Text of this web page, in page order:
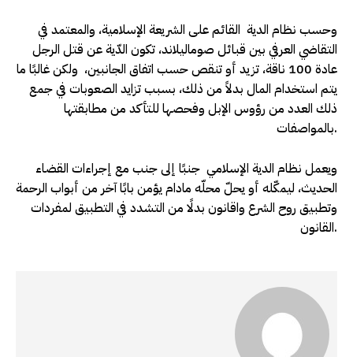
وحسب نظام الدية القائم على الشريعة الإسلامية، والمعتمد في
التقاضي العرفي بين قبائل صوماليلاند، تكون الدّية عن قتل الرجل
عادة 100 ناقة، تزيد أو تنقص حسب اتفاق الجانبين، ولكن غالبًا ما
يتم استخدام المال بدلاً من ذلك، بسبب تزايد الصعوبات في جمع
ذلك العدد من رؤوس الإبل وفحصها للتأكد من مطابقتها
بالمواصفات.
ويعمل نظام الدية الإسلامي جنبًا إلى جنب مع إجراءات القضاء
الحديث، ليمكّله أو يحلّ محلّه مادام يؤمن بابًا آخر من أبواب الرحمة
وتطبيق روح الشرع واقانون بدلًا من التشدد في التطبيق لمفردات
القانون.